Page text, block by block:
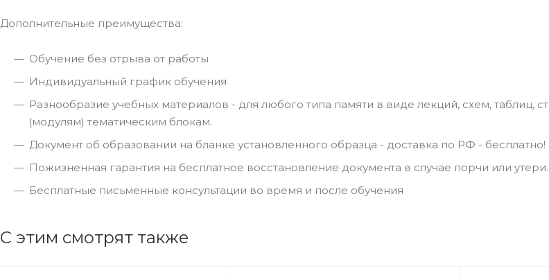
Дополнительные преимущества:
Обучение без отрыва от работы
Индивидуальный график обучения
Разнообразие учебных материалов - для любого типа памяти в виде лекций, схем, таблиц,
(модулям) тематическим блокам.
Документ об образовании на бланке установленного образца - доставка по РФ - бесплатно!
Пожизненная гарантия на бесплатное восстановление документа в случае порчи или утери.
Бесплатные письменные консультации во время и после обучения
С этим смотрят также